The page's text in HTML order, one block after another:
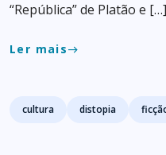
“República” de Platão e […]
Ler maiseast
Tags
cultura distopia